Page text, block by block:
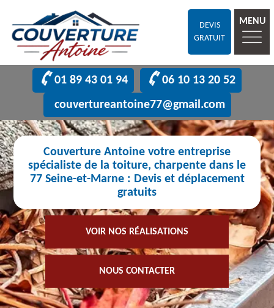
DEVIS
GRATUIT
MENU
01 89 43 01 94
06 10 13 20 52
couvertureantoine77@gmail.com
Couverture Antoine votre entreprise
spécialiste de la toiture, charpente dans le
77 Seine-et-Marne : Devis et déplacement
gratuits
VOIR NOS RÉALISATIONS
NOUS CONTACTER